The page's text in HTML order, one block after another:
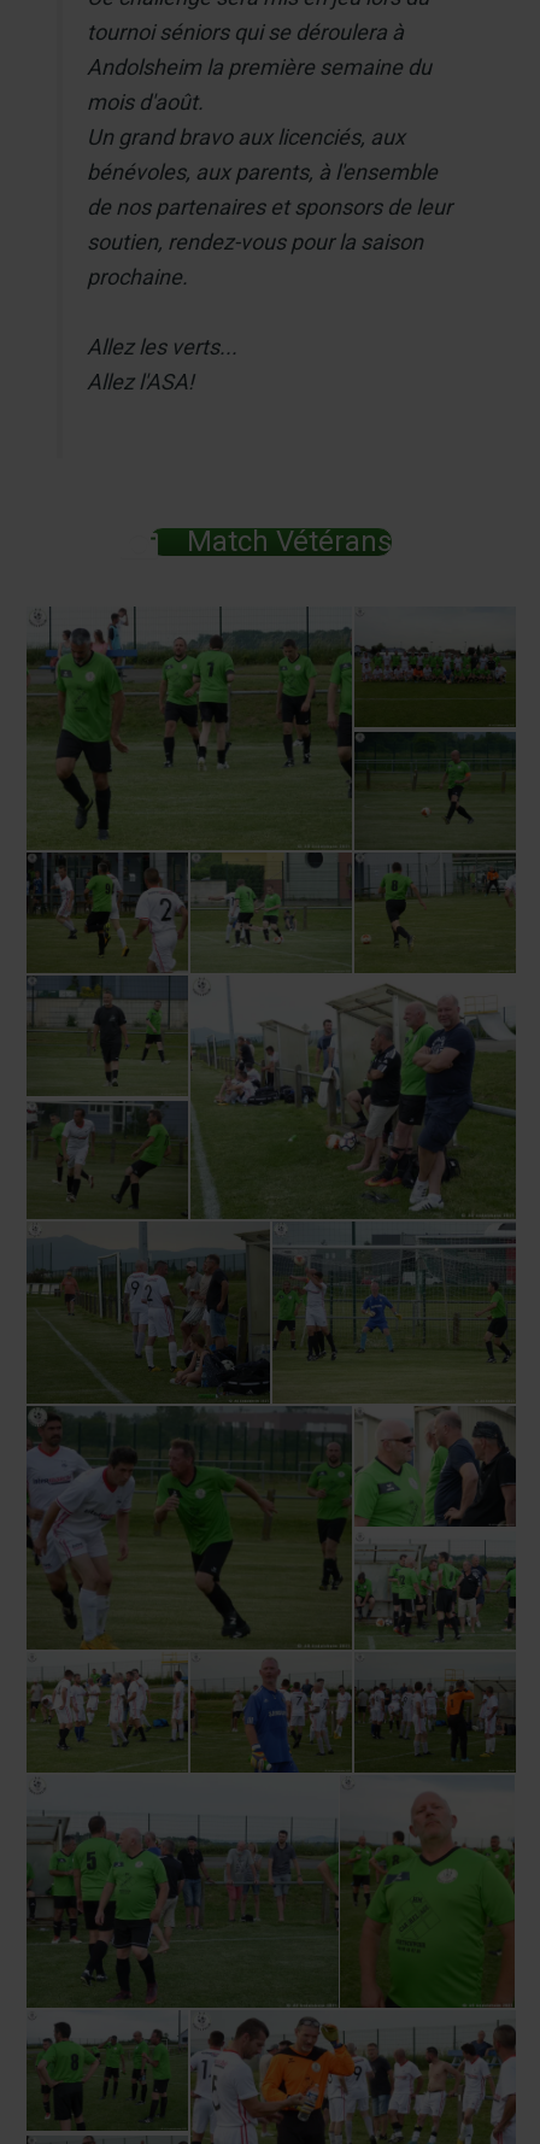
tournoi séniors qui se déroulera à
Andolsheim la première semaine du
mois d'août.
Un grand bravo aux licenciés, aux
bénévoles, aux parents, à l'ensemble
de nos partenaires et sponsors de leur
soutien, rendez-vous pour la saison
prochaine.
Allez les verts...
Allez l'ASA!
Match Vétérans